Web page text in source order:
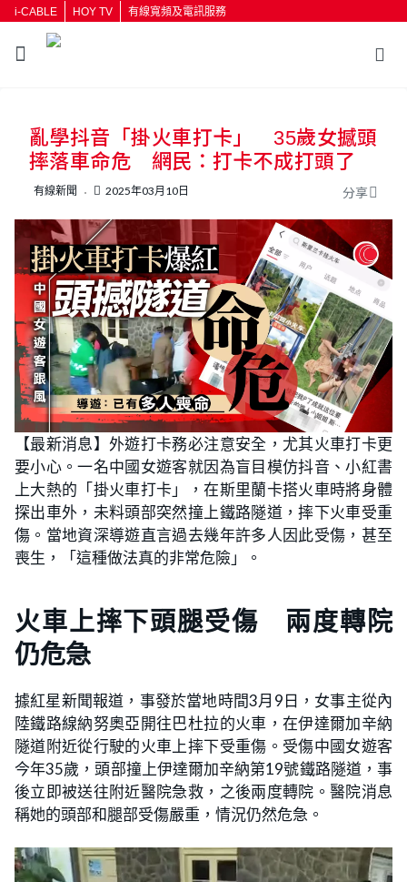
i-CABLE HOY TV 有線寬頻及電訊服務
按輸入鍵開始搜尋
亂學抖音「掛火車打卡」 35歲女撼頭
摔落車命危 網民：打卡不成打頭了
有線新聞 2025年03月10日 分享
【最新消息】外遊打卡務必注意安全，尤其火車打卡更
要小心。一名中國女遊客就因為盲目模仿抖音、小紅書
上大熱的「掛火車打卡」，在斯里蘭卡搭火車時將身體
探出車外，未料頭部突然撞上鐵路隧道，摔下火車受重
傷。當地資深導遊直言過去幾年許多人因此受傷，甚至
喪生，「這種做法真的非常危險」。
火車上摔下頭腿受傷 兩度轉院
仍危急
據紅星新聞報道，事發於當地時間3月9日，女事主從內
陸鐵路線納努奧亞開往巴杜拉的火車，在伊達爾加辛納
隧道附近從行駛的火車上摔下受重傷。受傷中國女遊客
今年35歲，頭部撞上伊達爾加辛納第19號鐵路隧道，事
後立即被送往附近醫院急救，之後兩度轉院。醫院消息
稱她的頭部和腿部受傷嚴重，情況仍然危急。